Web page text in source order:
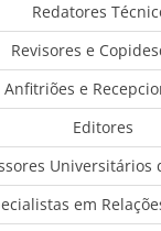
Redatores
Revisores e
Anfitriões e
Editores
Universitários
em